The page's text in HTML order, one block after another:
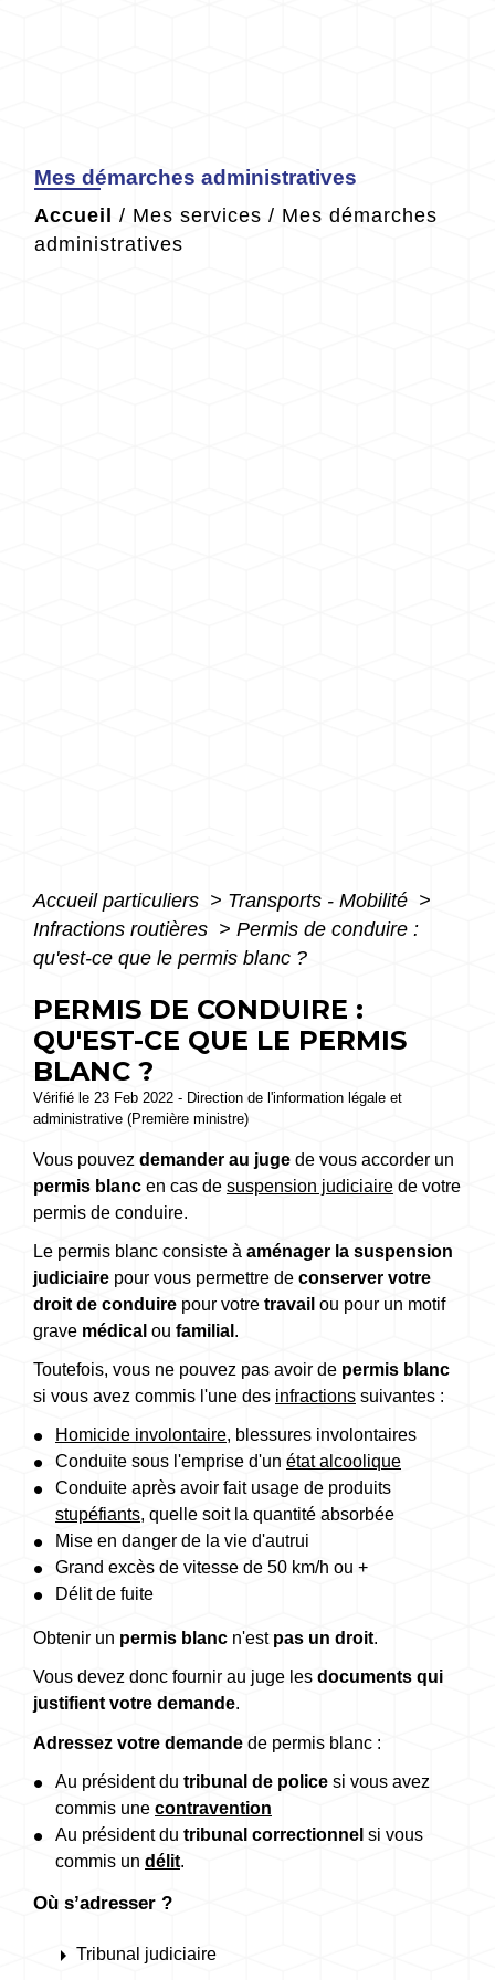
Mes démarches administratives
Accueil / Mes services / Mes démarches
administratives
Accueil particuliers > Transports - Mobilité >
Infractions routières > Permis de conduire :
qu'est-ce que le permis blanc ?
PERMIS DE CONDUIRE :
QU'EST-CE QUE LE PERMIS
BLANC ?
Vérifié le 23 Feb 2022 - Direction de l'information légale et
administrative (Première ministre)
Vous pouvez demander au juge de vous accorder un
permis blanc en cas de suspension judiciaire de votre
permis de conduire.
Le permis blanc consiste à aménager la suspension
judiciaire pour vous permettre de conserver votre
droit de conduire pour votre travail ou pour un motif
grave médical ou familial .
Toutefois, vous ne pouvez pas avoir de permis blanc
si vous avez commis l'une des infractions suivantes :
Homicide involontaire, blessures involontaires
Conduite sous l'emprise d'un état alcoolique
Conduite après avoir fait usage de produits
stupéfiants, quelle soit la quantité absorbée
Mise en danger de la vie d'autrui
Grand excès de vitesse de 50 km/h ou +
Délit de fuite
Obtenir un permis blanc n'est pas un droit.
Vous devez donc fournir au juge les documents qui
justifient votre demande.
Adressez votre demande de permis blanc :
Au président du tribunal de police si vous avez
commis une contravention
Au président du tribunal correctionnel si vous
commis un délit.
Où s’adresser ?
arrow_right Tribunal judiciaire